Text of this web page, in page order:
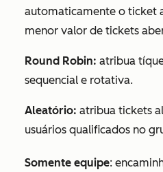
automaticamente o ticket
menor valor de tickets
Round Robin: atribua
sequencial e rotativa.
Aleatório: atribua tickets
usuários qualificados no
Somente equipe: